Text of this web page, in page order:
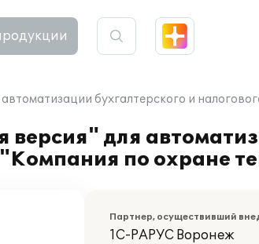
бухгалтерского и
версия" для
"Компания по охране
Партнер, осуществивший
1С-РАРУС Воронеж